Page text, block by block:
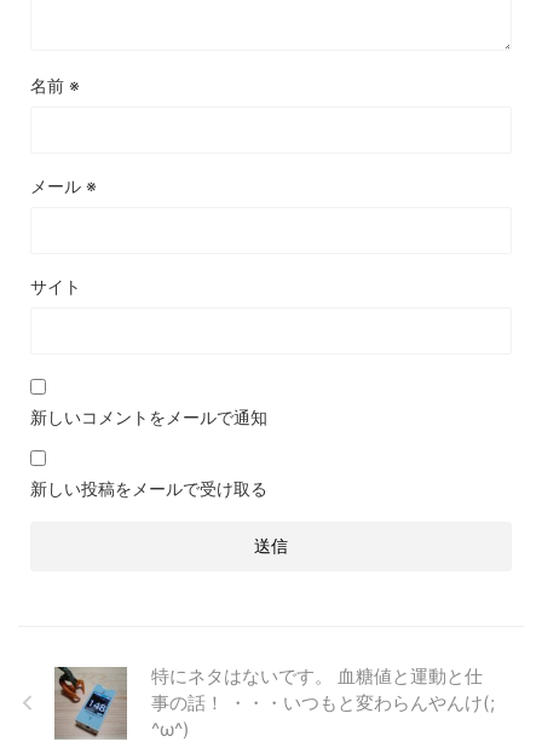
名前 ※
メール ※
サイト
新しいコメントをメールで通知
新しい投稿をメールで受け取る
特にネタはないです。 血糖値と運動と仕
事の話！ ・・・いつもと変わらんやんけ(;
^ω^)